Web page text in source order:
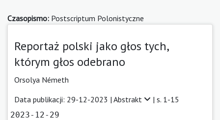
Czasopismo: Postscriptum Polonistyczne
Reportaż polski jako głos tych,
którym głos odebrano
Orsolya Németh
Data publikacji: 29-12-2023 | Abstrakt | s. 1-15
2023-12-29